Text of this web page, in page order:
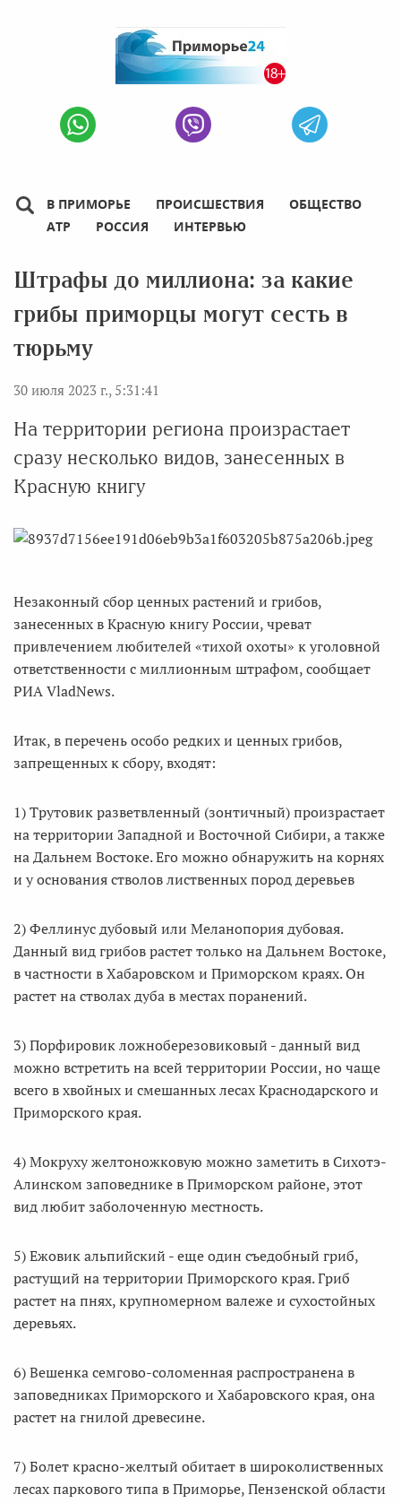
В ПРИМОРЬЕ ПРОИСШЕСТВИЯ
ОБЩЕСТВО
АТР
РОССИЯ ИНТЕРВЬЮ
Штрафы до миллиона: за какие
грибы приморцы могут сесть в
тюрьму
30 июля 2023 г., 5:31:41
На территории региона произрастает
сразу несколько видов, занесенных в
Красную книгу
Незаконный сбор ценных растений и грибов,
занесенных в Красную книгу России, чреват
привлечением любителей «тихой охоты» к уголовной
ответственности с миллионным штрафом, сообщает
РИА VladNews.
Итак, в перечень особо редких и ценных грибов,
запрещенных к сбору, входят:
1) Трутовик разветвленный (зонтичный) произрастает
на территории Западной и Восточной Сибири, а также
на Дальнем Востоке. Его можно обнаружить на корнях
и у основания стволов лиственных пород деревьев
2) Феллинус дубовый или Меланопория дубовая.
Данный вид грибов растет только на Дальнем Востоке,
в частности в Хабаровском и Приморском краях. Он
растет на стволах дуба в местах поранений.
3) Порфировик ложноберезовиковый - данный вид
можно встретить на всей территории России, но чаще
всего в хвойных и смешанных лесах Краснодарского и
Приморского края.
4) Мокруху желтоножковую можно заметить в Сихотэ-
Алинском заповеднике в Приморском районе, этот
вид любит заболоченную местность.
5) Ежовик альпийский - еще один съедобный гриб,
растущий на территории Приморского края. Гриб
растет на пнях, крупномерном валеже и сухостойных
деревьях.
6) Вешенка семгово-соломенная распространена в
заповедниках Приморского и Хабаровского края, она
растет на гнилой древесине.
7) Болет красно-желтый обитает в широколиственных
лесах паркового типа в Приморье, Пензенской области